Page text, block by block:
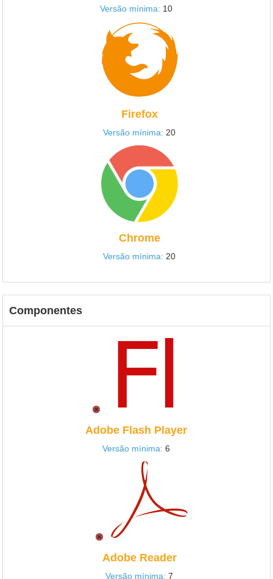
Versão mínima: 10
Firefox
Versão mínima: 20
Chrome
Versão mínima: 20
Componentes
Adobe Flash Player
Versão mínima: 6
Adobe Reader
Versão mínima: 7